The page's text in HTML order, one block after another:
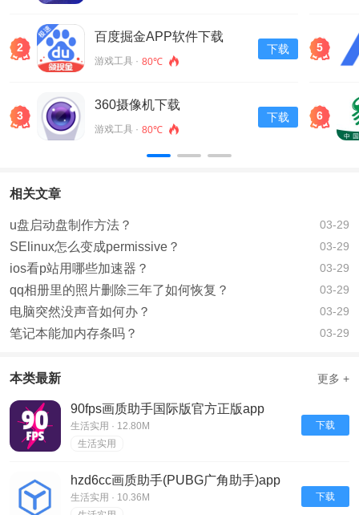
2
百度掘金APP软件下载
游戏工具 · 80℃
下载
3
360摄像机下载
游戏工具 · 80℃
下载
5
6
相关文章
u盘启动盘制作方法？ 03-29
SElinux怎么变成permissive？ 03-29
ios看p站用哪些加速器？ 03-29
qq相册里的照片删除三年了如何恢复？ 03-29
电脑突然没声音如何办？ 03-29
笔记本能加内存条吗？ 03-29
本类最新 更多 +
90fps画质助手国际版官方正版app
生活实用 · 12.80M
生活实用
下载
hzd6cc画质助手(PUBG广角助手)app
生活实用 · 10.36M
下载